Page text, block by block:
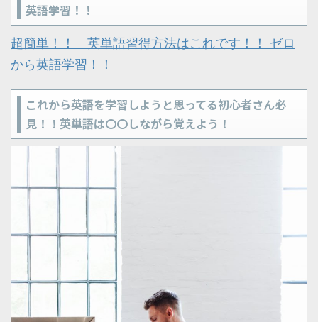
英語学習！！
超簡単！！ 英単語習得方法はこれです！！ ゼロ
から英語学習！！
これから英語を学習しようと思ってる初心者さん必
見！！英単語は〇〇しながら覚えよう！